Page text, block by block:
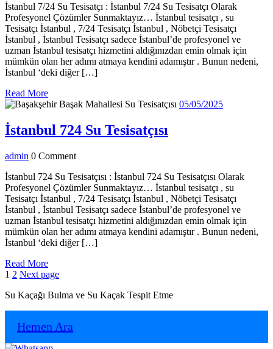
Tesisatçı
İstanbul 7/24 Su Tesisatçı : İstanbul 7/24 Su Tesisatçı Olarak
Profesyonel Çözümler Sunmaktayız… İstanbul tesisatçı , su
Tesisatçı İstanbul , 7/24 Tesisatçı İstanbul , Nöbetçi Tesisatçı
İstanbul , İstanbul Tesisatçı sadece İstanbul’de profesyonel ve
uzman İstanbul tesisatçı hizmetini aldığınızdan emin olmak için
mümkün olan her adımı atmaya kendini adamıştır . Bunun nedeni,
İstanbul ‘deki diğer […]
Read MoreRead
More
05/05/202505/05/2025
İstanbul 724 Su Tesisatçısı
Tesisatçısı
admin admin
0 Comment
İstanbul 724 Su Tesisatçısı : İstanbul 724 Su Tesisatçısı Olarak
Profesyonel Çözümler Sunmaktayız… İstanbul tesisatçı , su
Tesisatçı İstanbul , 7/24 Tesisatçı İstanbul , Nöbetçi Tesisatçı
İstanbul , İstanbul Tesisatçı sadece İstanbul’de profesyonel ve
uzman İstanbul tesisatçı hizmetini aldığınızdan emin olmak için
mümkün olan her adımı atmaya kendini adamıştır . Bunun nedeni,
İstanbul ‘deki diğer […]
Read MoreRead
More
Yazı
sayfalaması
Page
1 Page
2 Next page
Su Kaçağı Bulma ve Su Kaçak Tespit Etme
Hemen Ara